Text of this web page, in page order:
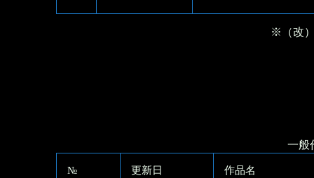
※（改
一般
№ 更新日 作品名